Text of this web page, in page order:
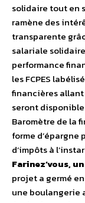
solidaire tout en
ramène des
transparente
salariale
performance
les FCPES
financières allant
seront
Baromètre de la
forme d’épargne
d’impôts à
Farinez’vous,
projet a germé
une boulangerie